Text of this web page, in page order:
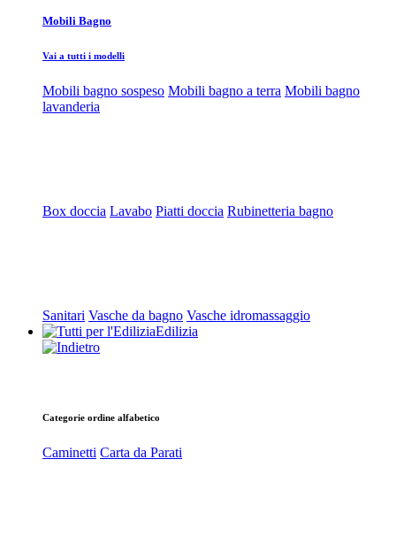
Mobili Bagno
Vai a tutti i modelli
Mobili bagno sospeso Mobili bagno a terra Mobili bagno
lavanderia
Box doccia Lavabo Piatti doccia Rubinetteria bagno
Sanitari Vasche da bagno Vasche idromassaggio
Edilizia
Categorie ordine alfabetico
Caminetti Carta da Parati